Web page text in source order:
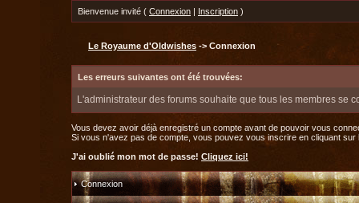
Bienvenue invité ( Connexion | Inscription )
Le Royaume d'Oldwishes -> Connexion
Les erreurs suivantes ont été trouvées:
L'administrateur des forums souhaite que tous les membres se
Vous devez avoir déjà enregistré un compte avant de pouvoir vous
Si vous n'avez pas de compte, vous pouvez vous inscrire en cliquant sur
J'ai oublié mon mot de passe! Cliquez ici!
Connexion